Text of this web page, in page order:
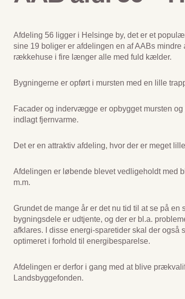
Afdeling 56 ligger i Helsinge by, det er et
sine 19 boliger er afdelingen en af AABs
rækkehuse i fire længer alle med fuld kælder.
Bygningerne er opført i mursten med en lille
Facader og indervægge er opbygget mursten
indlagt fjernvarme.
Det er en attraktiv afdeling, hvor der er meget
Afdelingen er løbende blevet vedligeholdt med
m.m.
Grundet de mange år er det nu tid til at se på
bygningsdele er udtjente, og der er bl.a.
afklares. I disse energi-sparetider skal der også
optimeret i forhold til energibesparelse.
Afdelingen er derfor i gang med at blive
Landsbyggefonden.